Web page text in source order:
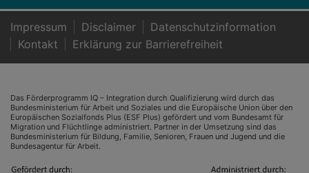
Impressum Disclaimer
Datenschutzinformation
Kontakt
Er­klä­rung zur Bar­rie­re­frei­heit
Das Förderprogramm IQ – Integration durch Qualifizierung wird durch das
Bundesministerium für Arbeit und Soziales und die Europäische Union über den
Europäischen Sozialfonds Plus (ESF Plus) gefördert und vom Bundesamt für
Migration und Flüchtlinge administriert. Partner in der Umsetzung sind das
Bundesministerium für Bildung, Familie, Senioren, Frauen und Jugend und die
Bundesagentur für Arbeit.